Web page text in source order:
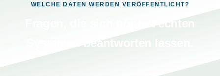
WELCHE DATEN WERDEN VERÖFFENTLICHT?